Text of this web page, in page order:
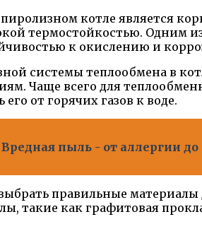
котле является
термостойкостью. Одним
к окислению и
системы теплообмена в
Чаще всего для
от горячих газов к воде.
Вредная пыль - от аллергии
правильные материалы
такие как графитовая